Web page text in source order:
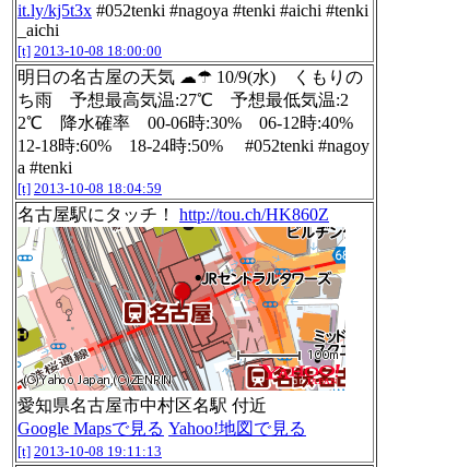
it.ly/kj5t3x #052tenki #nagoya #tenki #aichi #tenki
_aichi
[t] 2013-10-08 18:00:00
明日の名古屋の天気 ☁☂ 10/9(水) くもりの
ち雨 予想最高気温:27℃ 予想最低気温:2
2℃ 降水確率 00-06時:30% 06-12時:40%
12-18時:60% 18-24時:50% #052tenki #nagoy
a #tenki
[t] 2013-10-08 18:04:59
名古屋駅にタッチ！ http://tou.ch/HK860Z
愛知県名古屋市中村区名駅 付近
Google Mapsで見る Yahoo!地図で見る
[t] 2013-10-08 19:11:13